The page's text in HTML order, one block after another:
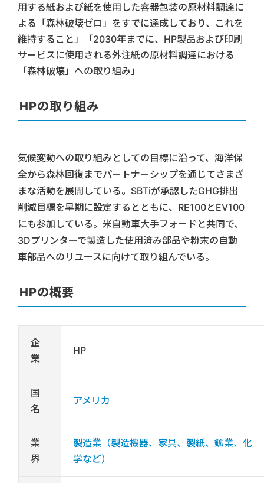
用する紙および紙を使用した容器包装の原材料調達に
よる「森林破壊ゼロ」をすでに達成しており、これを
維持すること」「2030年までに、HP製品および印刷
サービスに使用される外注紙の原材料調達における
「森林破壊」への取り組み」
HPの取り組み
気候変動への取り組みとしての目標に沿って、海洋保
全から森林回復までパートナーシップを通じてさまざ
まな活動を展開している。SBTiが承認したGHG排出
削減目標を早期に設定するとともに、RE100とEV100
にも参加している。米自動車大手フォードと共同で、
3Dプリンターで製造した使用済み部品や粉末の自動
車部品へのリユースに向けて取り組んでいる。
HPの概要
企
業
HP
国
名
アメリカ
業
界
製造業（製造機器、家具、製紙、鉱業、化
学など）